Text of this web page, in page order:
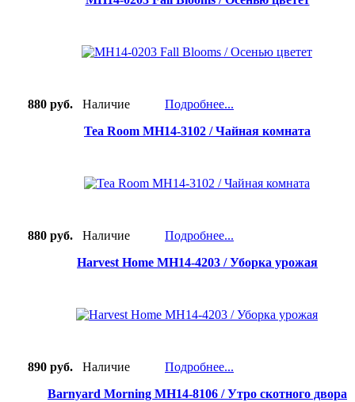
880 руб. Наличие
Подробнее...
Tea Room MH14-3102 / Чайная комната
880 руб. Наличие
Подробнее...
Harvest Home MH14-4203 / Уборка урожая
890 руб. Наличие
Подробнее...
Barnyard Morning MH14-8106 / Утро скотного двора